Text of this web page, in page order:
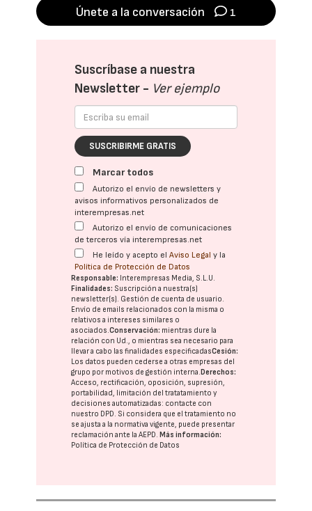
Únete a la conversación 1
Suscríbase a nuestra
Newsletter - Ver ejemplo
SUSCRIBIRME GRATIS
Marcar todos
Autorizo el envío de newsletters y
avisos informativos personalizados de
interempresas.net
Autorizo el envío de comunicaciones
de terceros vía interempresas.net
He leído y acepto elAviso Legal y la
Política de Protección de Datos
Responsable: Interempresas Media, S.L.U.
Finalidades: Suscripción a nuestra(s)
newsletter(s). Gestión de cuenta de usuario.
Envío de emails relacionados con la misma o
relativos a intereses similares o
asociados.Conservación: mientras dure la
relación con Ud., o mientras sea necesario para
llevar a cabo las finalidades especificadasCesión:
Los datos pueden cederse a otras empresas del
grupo por motivos de gestión interna. Derechos:
Acceso, rectificación, oposición, supresión,
portabilidad, limitación del tratatamiento y
decisiones automatizadas: contacte con
nuestro DPD. Si considera que el tratamiento no
se ajusta a la normativa vigente, puede presentar
reclamación ante laAEPD. Más información:
Política de Protección de Datos